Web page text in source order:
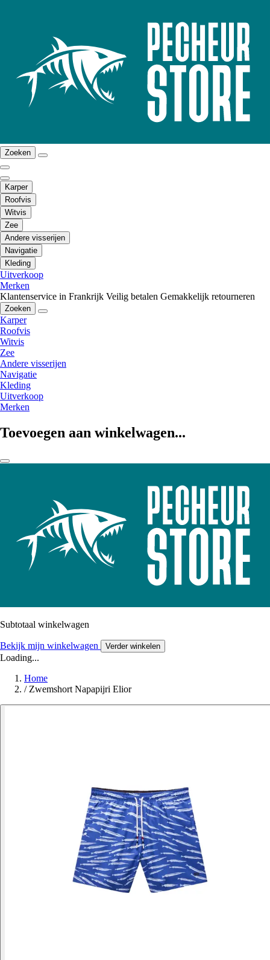
Zoeken
Karper
Roofvis
Witvis
Zee
Andere visserijen
Navigatie
Kleding
Uitverkoop
Merken
Klantenservice in Frankrijk Veilig betalen Gemakkelijk retourneren
Zoeken
Karper
Roofvis
Witvis
Zee
Andere visserijen
Navigatie
Kleding
Uitverkoop
Merken
Toevoegen aan winkelwagen...
Subtotaal winkelwagen
Bekijk mijn winkelwagen Verder winkelen
Loading...
Home
/ Zwemshort Napapijri Elior